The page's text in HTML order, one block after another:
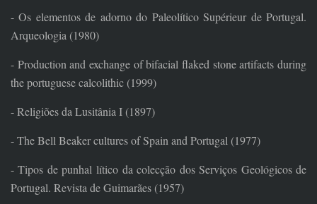
- Os elementos de adorno do Paleolítico Supérieur de Portugal.
Arqueologia (1980)
- Production and exchange of bifacial flaked stone artifacts during
the portuguese calcolithic (1999)
- Religiões da Lusitânia I (1897)
- The Bell Beaker cultures of Spain and Portugal (1977)
- Tipos de punhal lítico da colecção dos Serviços Geológicos de
Portugal. Revista de Guimarães (1957)